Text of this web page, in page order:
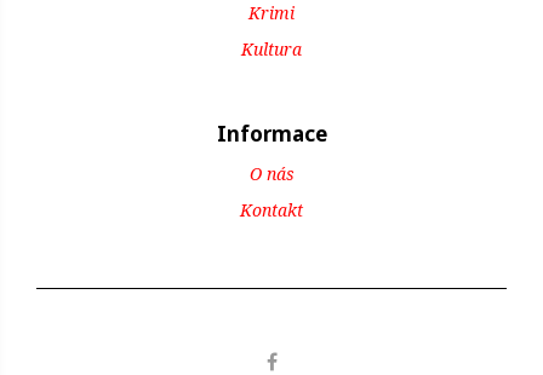
Krimi
Kultura
Informace
O nás
Kontakt